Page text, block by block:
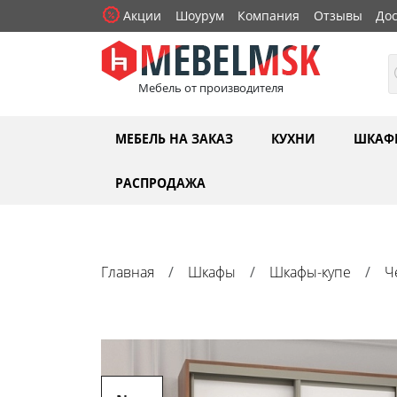
Акции Шоурум Компания Отзывы
Мебель от производителя
МЕБЕЛЬ НА ЗАКАЗ КУХНИ
РАСПРОДАЖА
Главная Шкафы Шкафы-купе